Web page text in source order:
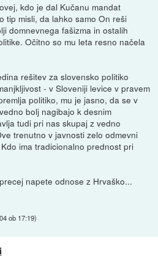
kdo je dal Kučanu mandat
tip misli, da lahko samo On reši
domnevnega fašizma in ostalih
Očitno so mu leta resno načela
rešitev za slovensko politiko
- v Sloveniji levice v pravem
politiko, mu je jasno, da se v
bolj nagibajo k desnim
tudi pri nas skupaj z vedno
trenutno v javnosti zelo odmevni
ima tradicionalno prednost pri
napete odnose z Hrvaško...
ob 17:19)